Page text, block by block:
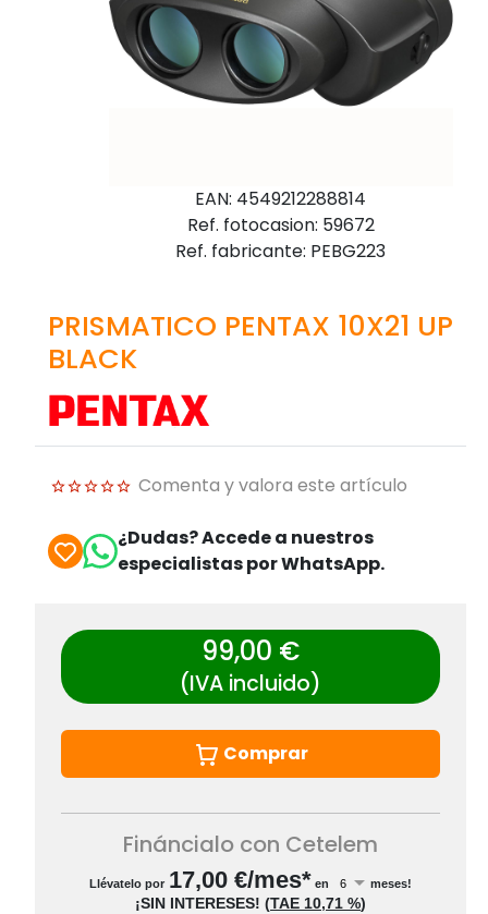
EAN: 4549212288814
Ref. fotocasion: 59672
Ref. fabricante: PEBG223
PRISMATICO PENTAX 10X21 UP
BLACK
Comenta y valora este artículo
¿Dudas? Accede a nuestros
especialistas por WhatsApp.
99,00 €
(IVA incluido)
Comprar
Fináncialo con Cetelem
Llévatelo por 17,00 €/mes* en meses!
¡SIN INTERESES! (TAE 10,71 %)